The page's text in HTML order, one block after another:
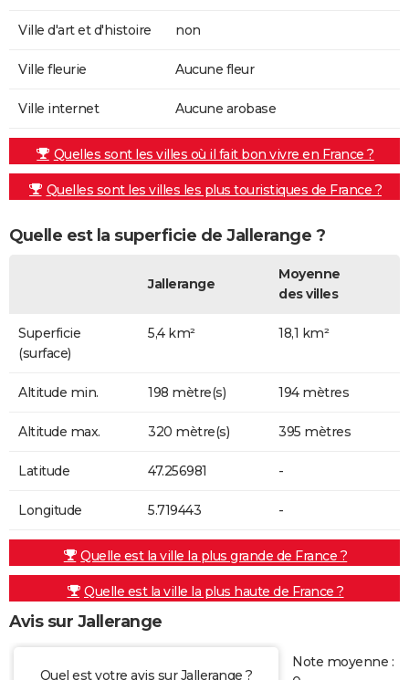
Ville d'art et d'histoire non
Ville fleurie Aucune fleur
Ville internet Aucune arobase
Quelles sont les villes où il fait bon vivre en France ?
Quelles sont les villes les plus touristiques de France ?
Quelle est la superficie de Jallerange ?
Jallerange
Moyenne
des villes
Superficie
(surface)
5,4 km² 18,1 km²
Altitude min. 198 mètre(s) 194 mètres
Altitude max. 320 mètre(s) 395 mètres
Latitude 47.256981 -
Longitude 5.719443 -
Quelle est la ville la plus grande de France ?
Quelle est la ville la plus haute de France ?
Avis sur Jallerange
Quel est votre avis sur Jallerange ?
Note moyenne :